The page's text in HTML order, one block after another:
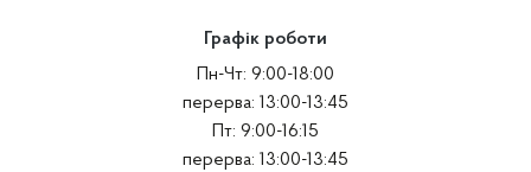
Графік роботи
Пн-Чт: 9:00-18:00
перерва: 13:00-13:45
Пт: 9:00-16:15
перерва: 13:00-13:45